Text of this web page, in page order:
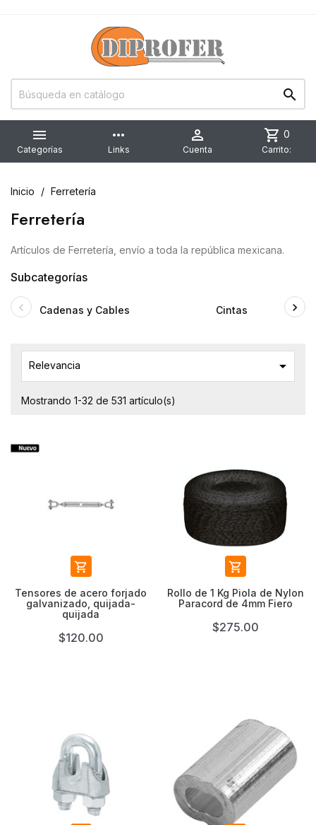


Categorías
more_horiz
Links

Cuenta
shopping_cart 0
Carrito:
Inicio Ferretería
Ferretería
Artículos de Ferretería, envío a toda la república mexicana.
Subcategorías
Cadenas y Cables Cintas
Relevancia 
Mostrando 1-32 de 531 artículo(s)

Tensores de acero forjado
galvanizado, quijada-
quijada
$120.00

Rollo de 1 Kg Piola de Nylon
Paracord de 4mm Fiero
$275.00